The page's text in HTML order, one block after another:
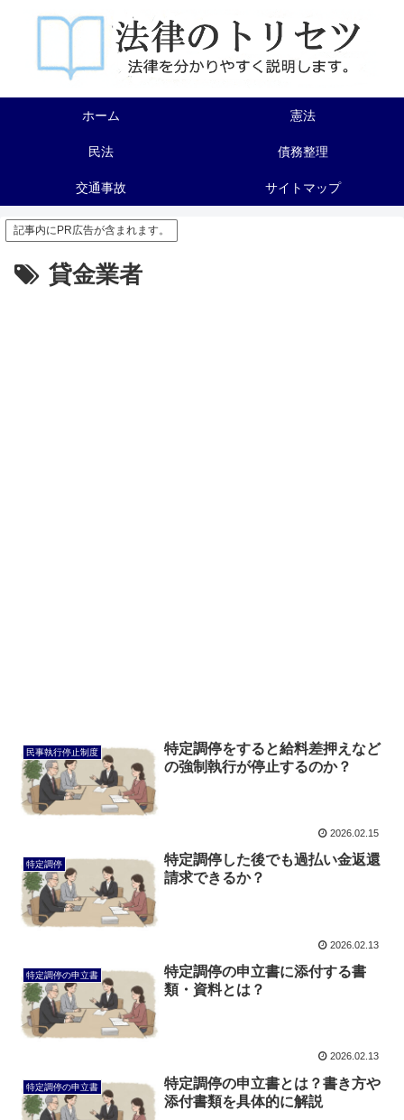
ホーム 憲法
民法 債務整理
交通事故 サイトマップ
記事内にPR広告が含まれます。
貸金業者
民事執行停止制度
特定調停をすると給料差押えなど
の強制執行が停止するのか？
2026.02.15
特定調停
特定調停した後でも過払い金返還
請求できるか？
2026.02.13
特定調停の申立書
特定調停の申立書に添付する書
類・資料とは？
2026.02.13
特定調停の申立書
特定調停の申立書とは？書き方や
添付書類を具体的に解説